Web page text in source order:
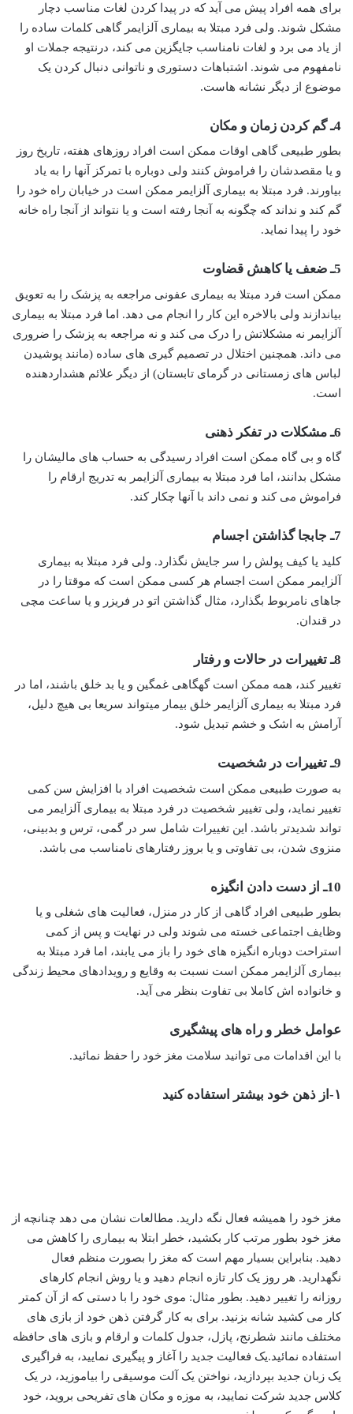
برای همه افراد پیش می آید که در پیدا کردن لغات مناسب دچار
مشکل شوند. ولی فرد مبتلا به بیماری آلزایمر گاهی کلمات ساده را
از یاد می برد و لغات نامناسب جایگزین می کند، درنتیجه جملات او
نامفهوم می شوند. اشتباهات دستوری و ناتوانی دنبال کردن یک
موضوع از دیگر نشانه هاست.
4ـ گم کردن زمان و مکان
بطور طبیعی گاهی اوقات ممکن است افراد روزهای هفته، تاریخ روز
و یا مقصدشان را فراموش کنند ولی دوباره با تمرکز آنها را به یاد
بیاورند. فرد مبتلا به بیماری آلزایمر ممکن است در خیابان راه خود را
گم کند و نداند که چگونه به آنجا رفته است و یا نتواند از آنجا راه خانه
خود را پیدا نماید.
5ـ ضعف یا کاهش قضاوت
ممکن است فرد مبتلا به بیماری عفونی مراجعه به پزشک را به تعویق
بیاندازند ولی بالاخره این کار را انجام می دهد. اما فرد مبتلا به بیماری
آلزایمر نه مشکلاتش را درک می کند و نه مراجعه به پزشک را ضروری
می داند. همچنین اختلال در تصمیم گیری های ساده (مانند پوشیدن
لباس های زمستانی در گرمای تابستان) از دیگر علائم هشداردهنده
است.
6ـ مشکلات در تفکر ذهنی
گاه و بی گاه ممکن است افراد رسیدگی به حساب های مالیشان را
مشکل بدانند، اما فرد مبتلا به بیماری آلزایمر به تدریج ارقام را
فراموش می کند و نمی داند با آنها چکار کند.
7ـ جابجا گذاشتن اجسام
کلید یا کیف پولش را سر جایش نگذارد. ولی فرد مبتلا به بیماری
آلزایمر ممکن است اجسام هر کسی ممکن است که موقتا را در
جاهای نامربوط بگذارد، مثال گذاشتن اتو در فریزر و یا ساعت مچی
در قندان.
8ـ تغییرات در حالات و رفتار
تغییر کند، همه ممکن است گهگاهی غمگین و یا بد خلق باشند، اما در
فرد مبتلا به بیماری آلزایمر خلق بیمار میتواند سریعا بی هیچ دلیل،
آرامش به اشک و خشم تبدیل شود.
9ـ تغییرات در شخصیت
به صورت طبیعی ممکن است شخصیت افراد با افزایش سن کمی
تغییر نماید، ولی تغییر شخصیت در فرد مبتلا به بیماری آلزایمر می
تواند شدیدتر باشد. این تغییرات شامل سر در گمی، ترس و بدبینی،
منزوی شدن، بی تفاوتی و یا بروز رفتارهای نامناسب می باشد.
10ـ از دست دادن انگیزه
بطور طبیعی افراد گاهی از کار در منزل، فعالیت های شغلی و یا
وظایف اجتماعی خسته می شوند ولی در نهایت و پس از کمی
استراحت دوباره انگیزه های خود را باز می یابند، اما فرد مبتلا به
بیماری آلزایمر ممکن است نسبت به وقایع و رویدادهای محیط زندگی
و خانواده اش کاملا بی تفاوت بنظر می آید.
عوامل خطر و راه های پیشگیری
با این اقدامات می توانید سلامت مغز خود را حفظ نمائید.
۱-از ذهن خود بیشتر استفاده کنید
مغز خود را همیشه فعال نگه دارید. مطالعات نشان می دهد چنانچه از
مغز خود بطور مرتب کار بکشید، خطر ابتلا به بیماری را کاهش می
دهید. بنابراین بسیار مهم است که مغز را بصورت منظم فعال
نگهدارید. هر روز یک کار تازه انجام دهید و یا روش انجام کارهای
روزانه را تغییر دهید. بطور مثال: موی خود را با دستی که از آن کمتر
کار می کشید شانه بزنید. برای به کار گرفتن ذهن خود از بازی های
مختلف مانند شطرنج، پازل، جدول کلمات و ارقام و بازی های حافظه
استفاده نمائید.یک فعالیت جدید را آغاز و پیگیری نمایید، به فراگیری
یک زبان جدید بپردازید، نواختن یک آلت موسیقی را بیاموزید، در یک
کلاس جدید شرکت نمایید، به موزه و مکان های تفریحی بروید، خود